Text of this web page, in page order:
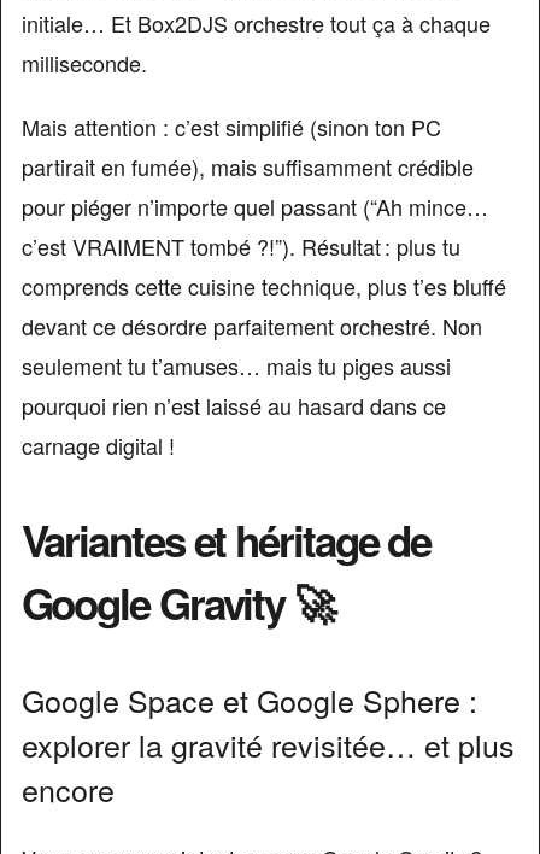
initiale… Et Box2DJS orchestre tout ça à chaque
milliseconde.
Mais attention : c’est simplifié (sinon ton PC
partirait en fumée), mais suffisamment crédible
pour piéger n’importe quel passant (“Ah mince…
c’est VRAIMENT tombé ?!”). Résultat : plus tu
comprends cette cuisine technique, plus t’es bluffé
devant ce désordre parfaitement orchestré. Non
seulement tu t’amuses… mais tu piges aussi
pourquoi rien n’est laissé au hasard dans ce
carnage digital !
Variantes et héritage de
Google Gravity 🚀
Google Space et Google Sphere :
explorer la gravité revisitée… et plus
encore